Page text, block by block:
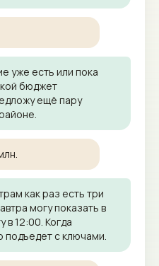
уже есть или пока
бюджет
ещё пару
как раз есть три
могу показать в
в 12:00. Когда
подъедет с ключами.